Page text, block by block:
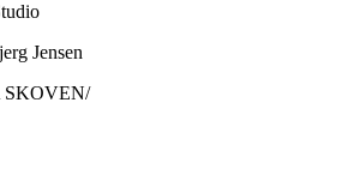
Jensen
SKOVEN/